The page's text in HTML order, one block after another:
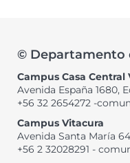
© Departamento
Campus Casa Central
Avenida España 1680,
+56 32 2654272 -
Campus Vitacura
Avenida Santa María
+56 2 32028291 -